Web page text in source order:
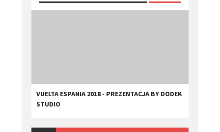
VUELTA ESPANIA 2018 - PREZENTACJA BY DODEK
STUDIO